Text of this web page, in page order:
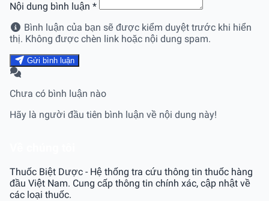
Nội dung bình luận *
Bình luận của bạn sẽ được kiểm duyệt trước khi hiển
thị. Không được chèn link hoặc nội dung spam.
Gửi bình luận
Chưa có bình luận nào
Hãy là người đầu tiên bình luận về nội dung này!
Thuốc Biệt Dược - Hệ thống tra cứu thông tin thuốc hàng
đầu Việt Nam. Cung cấp thông tin chính xác, cập nhật về
các loại thuốc.